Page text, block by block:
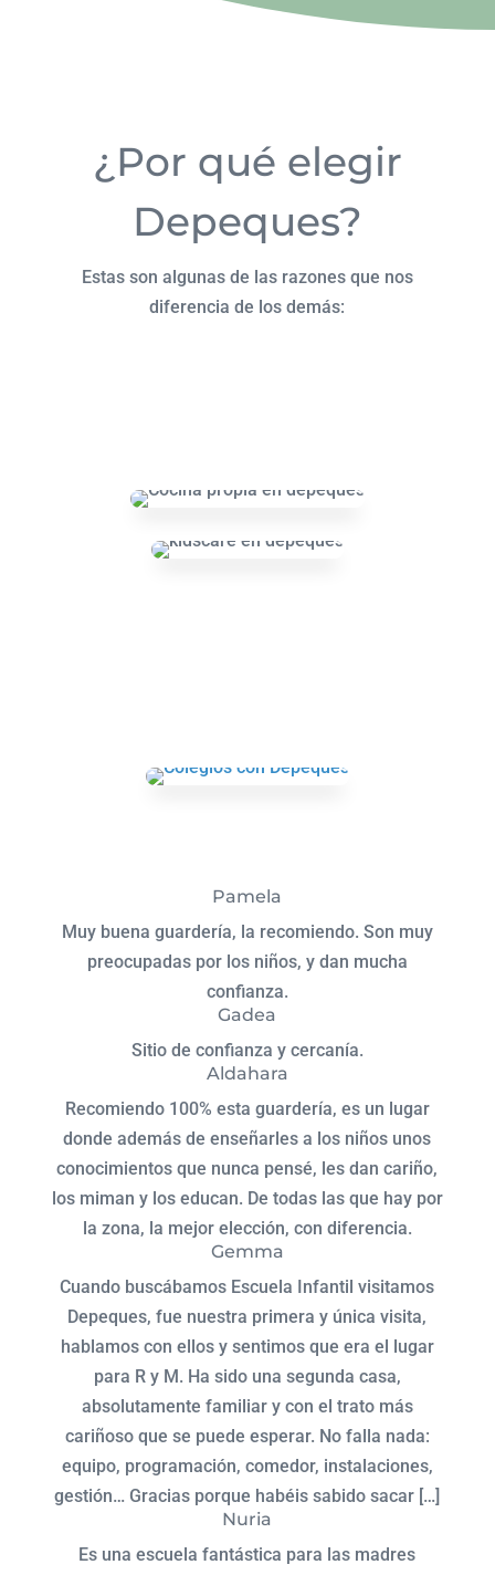
¿Por qué elegir
Depeques?
Estas son algunas de las razones que nos
diferencia de los demás:
Pamela
Muy buena guardería, la recomiendo. Son muy
preocupadas por los niños, y dan mucha
confianza.
Gadea
Sitio de confianza y cercanía.
Aldahara
Recomiendo 100% esta guardería, es un lugar
donde además de enseñarles a los niños unos
conocimientos que nunca pensé, les dan cariño,
los miman y los educan. De todas las que hay por
la zona, la mejor elección, con diferencia.
Gemma
Cuando buscábamos Escuela Infantil visitamos
Depeques, fue nuestra primera y única visita,
hablamos con ellos y sentimos que era el lugar
para R y M. Ha sido una segunda casa,
absolutamente familiar y con el trato más
cariñoso que se puede esperar. No falla nada:
equipo, programación, comedor, instalaciones,
gestión… Gracias porque habéis sabido sacar […]
Nuria
Es una escuela fantástica para las madres